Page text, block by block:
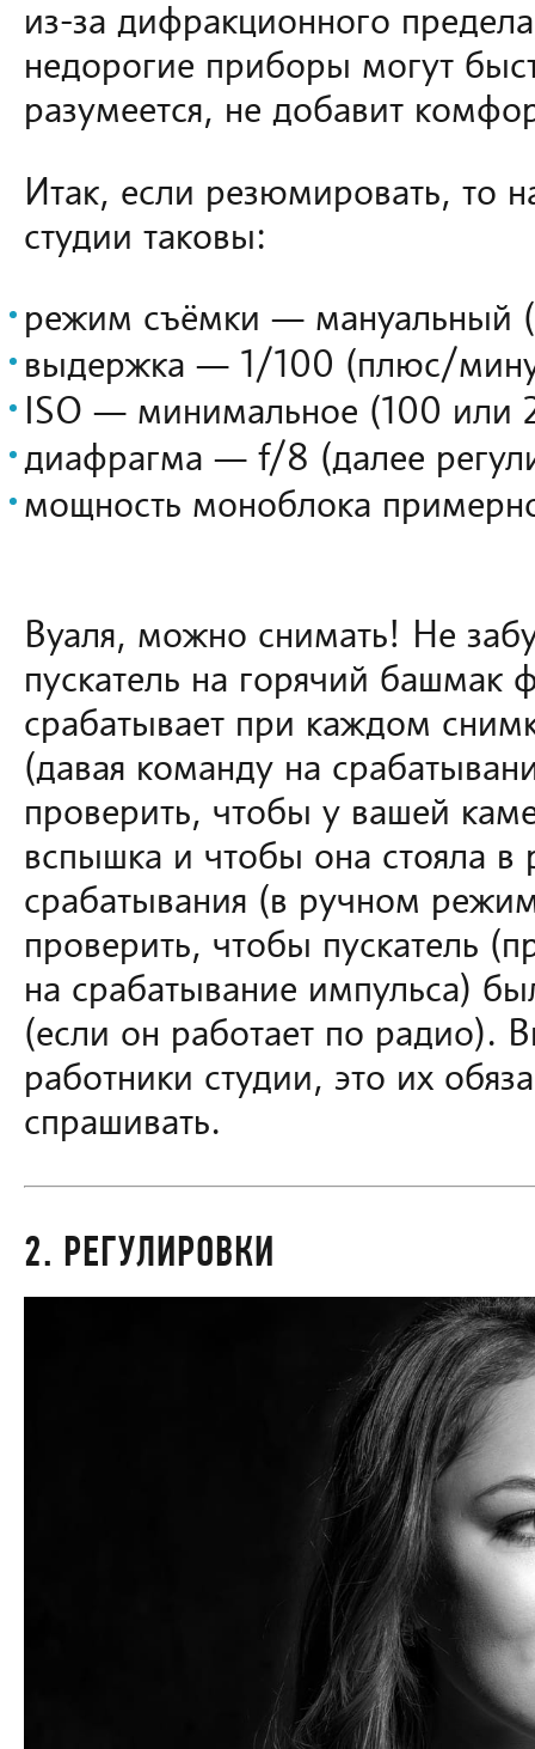
из-за дифракционного
недорогие приборы могут
разумеется, не добавит
Итак, если резюмировать, то
студии таковы:
режим съёмки — мануальный
выдержка — 1/100 (плюс/
ISO — минимальное (100 или
диафрагма — f/8 (далее
мощность моноблока
Вуаля, можно снимать! Не
пускатель на горячий башмак
срабатывает при каждом
(давая команду на
проверить, чтобы у вашей
вспышка и чтобы она стояла
срабатывания (в ручном
проверить, чтобы пускатель
на срабатывание импульса)
(если он работает по радио).
работники студии, это их
спрашивать.
2. РЕГУЛИРОВКИ